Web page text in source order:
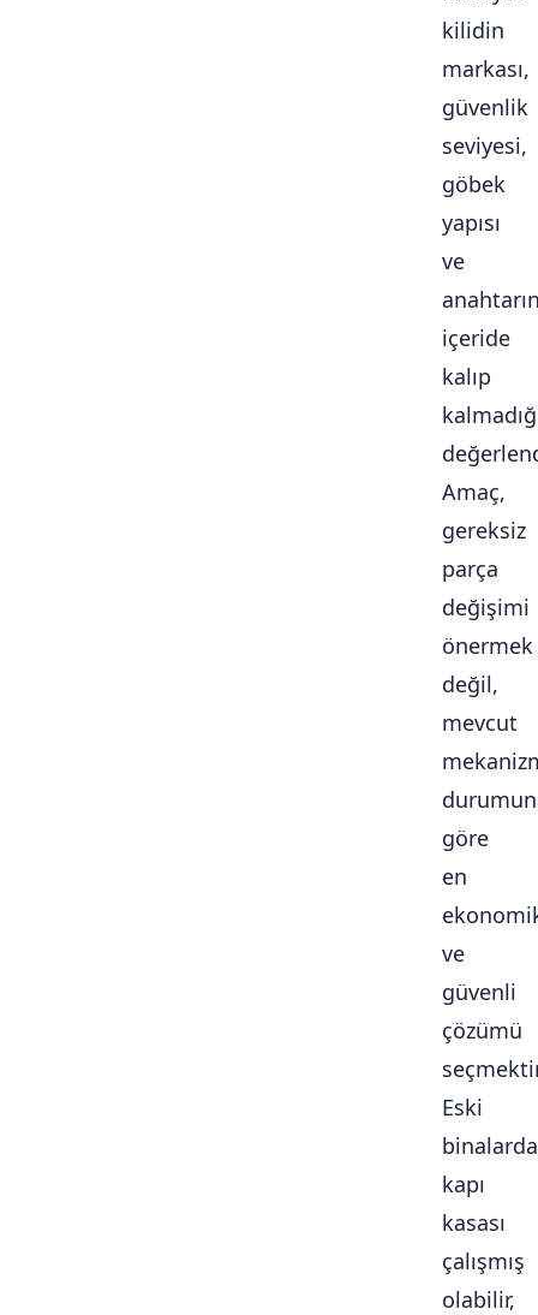
kilidin
markası,
güvenlik
seviyesi,
göbek
yapısı
ve
içeride
kalıp
Amaç,
gereksiz
parça
değişimi
önermek
değil,
mevcut
göre
en
ve
güvenli
çözümü
Eski
binalarda
kapı
kasası
çalışmış
olabilir,